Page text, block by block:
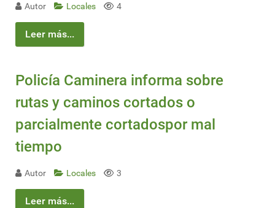
Autor Locales 4
Leer más...
Policía Caminera informa sobre
rutas y caminos cortados o
parcialmente cortadospor mal
tiempo
Autor Locales 3
Leer más...